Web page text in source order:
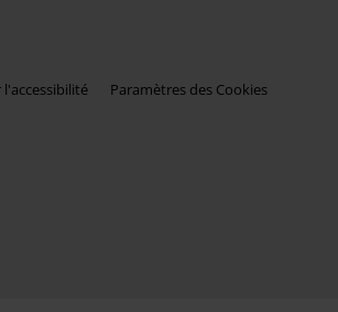
Paramètres des Cookies